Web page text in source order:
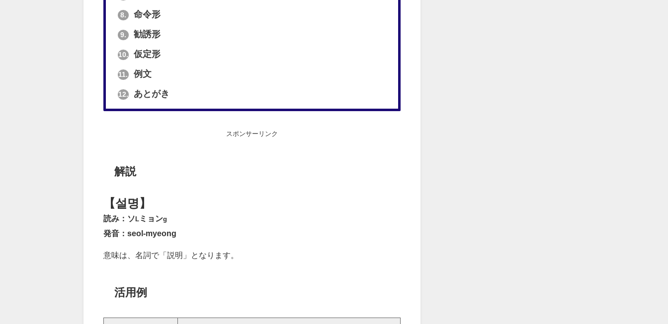
8. 命令形
9. 勧誘形
10. 仮定形
11. 例文
12. あとがき
スポンサーリンク
解説
【설명】
読み：ソ L ミョンg
発音：seol-myeong
意味は、名詞で「説明」となります。
活用例